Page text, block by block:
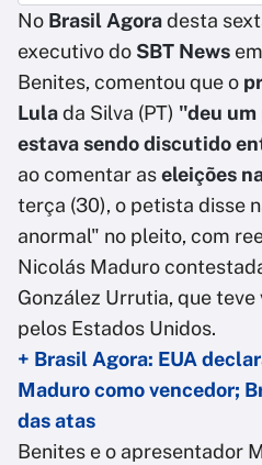
No Brasil Agoradesta
executivo do SBT News
Benites, comentou que o
Lulada Silva (PT) "deu um
estava sendo discutido
ao comentar aseleições
terça (30), o petista disse
anormal" no pleito, com
Nicolás Maduro
González Urrutia, que
pelos Estados Unidos.
+ Brasil Agora: EUA
Maduro como vencedor;
das atas
Benites e o apresentador